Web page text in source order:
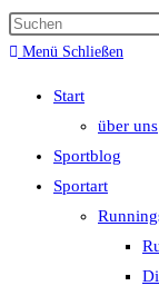
Menü Schließen
Start
über uns
Sportblog
Sportart